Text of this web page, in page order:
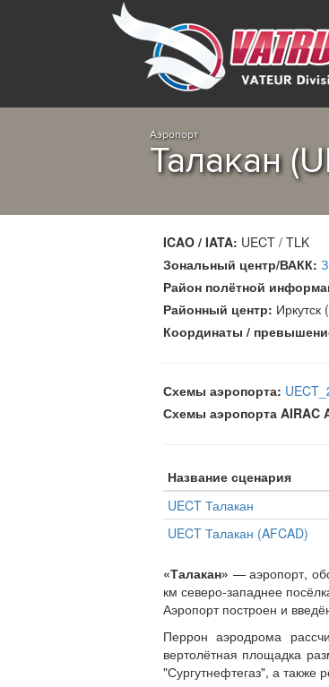
Аэропорт
Талакан
ICAO / IATA: UECT / TLK
Зональный центр/ВАКК:
Район полётной
Районный центр: Иркутск
Координаты /
Схемы аэропорта:
Схемы аэропорта AIRAC
Название сценария
UECT Талакан
UECT Талакан (AFCAD)
«Талакан» — аэропорт,
км северо-западнее
Аэропорт построен и
Перрон аэродрома
вертолётная площадка
"Сургутнефтегаз", а